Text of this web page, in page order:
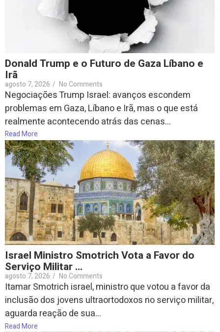
Donald Trump e o Futuro de Gaza Líbano e
Irã
agosto 7, 2026 / No Comments
Negociações Trump Israel: avanços escondem
problemas em Gaza, Líbano e Irã, mas o que está
realmente acontecendo atrás das cenas...
Read More
Israel Ministro Smotrich Vota a Favor do
Serviço Militar …
agosto 7, 2026 / No Comments
Itamar Smotrich israel, ministro que votou a favor da
inclusão dos jovens ultraortodoxos no serviço militar,
aguarda reação de sua...
Read More